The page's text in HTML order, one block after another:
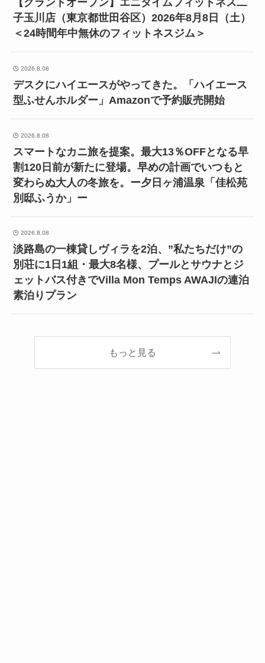
【グランドオープン】エニタイムフィットネス二
子玉川店（東京都世田谷区）2026年8月8日（土）
＜24時間年中無休のフィットネスジム＞
2026.8.08
デスクにハイエースがやってきた。「ハイエース
型ふせんホルダー」Amazonで予約販売開始
2026.8.08
スマートなカニ旅を提案。最大13％OFFとなる早
割120日前が新たに登場。早めの計画でいつもと
変わらぬ大人の冬旅を。ー夕日ヶ浦温泉「佳松苑
別邸ふうか」ー
2026.8.08
淡路島の一棟貸しヴィラを2泊、”私たちだけ”の
別荘に1日1組・最大8名様、プールとサウナとジ
ェットバス付きでVilla Mon Temps AWAJIの連泊
素泊りプラン
もっと見る